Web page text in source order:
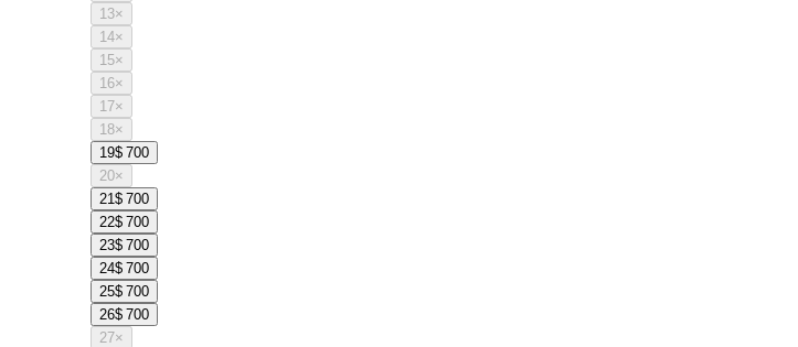
13×
14×
15×
16×
17×
18×
19$ 700
20×
21$ 700
22$ 700
23$ 700
24$ 700
25$ 700
26$ 700
27×